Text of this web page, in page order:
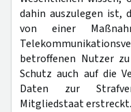
dahin auszulegen ist,
von einer
betroffenen Nutzer
Schutz auch auf die
Daten zur
Mitgliedstaat